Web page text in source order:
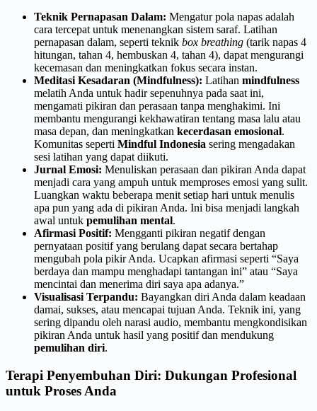
Teknik Pernapasan Dalam: Mengatur pola napas adalah
cara tercepat untuk menenangkan sistem saraf. Latihan
pernapasan dalam, seperti teknik box breathing (tarik napas 4
hitungan, tahan 4, hembuskan 4, tahan 4), dapat mengurangi
kecemasan dan meningkatkan fokus secara instan.
Meditasi Kesadaran (Mindfulness): Latihan mindfulness
melatih Anda untuk hadir sepenuhnya pada saat ini,
mengamati pikiran dan perasaan tanpa menghakimi. Ini
membantu mengurangi kekhawatiran tentang masa lalu atau
masa depan, dan meningkatkan kecerdasan emosional.
Komunitas seperti Mindful Indonesia sering mengadakan
sesi latihan yang dapat diikuti.
Jurnal Emosi: Menuliskan perasaan dan pikiran Anda dapat
menjadi cara yang ampuh untuk memproses emosi yang sulit.
Luangkan waktu beberapa menit setiap hari untuk menulis
apa pun yang ada di pikiran Anda. Ini bisa menjadi langkah
awal untuk pemulihan mental.
Afirmasi Positif: Mengganti pikiran negatif dengan
pernyataan positif yang berulang dapat secara bertahap
mengubah pola pikir Anda. Ucapkan afirmasi seperti “Saya
berdaya dan mampu menghadapi tantangan ini” atau “Saya
mencintai dan menerima diri saya apa adanya.”
Visualisasi Terpandu: Bayangkan diri Anda dalam keadaan
damai, sukses, atau mencapai tujuan Anda. Teknik ini, yang
sering dipandu oleh narasi audio, membantu mengkondisikan
pikiran Anda untuk hasil yang positif dan mendukung
pemulihan diri.
Terapi Penyembuhan Diri: Dukungan Profesional
untuk Proses Anda